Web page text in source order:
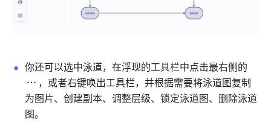
你还可以选中泳道，在浮现的工具栏中点击最右侧的
，或者右键唤出工具栏，并根据需要将泳道图复制
为图片、创建副本、调整层级、锁定泳道图、删除泳道
图。